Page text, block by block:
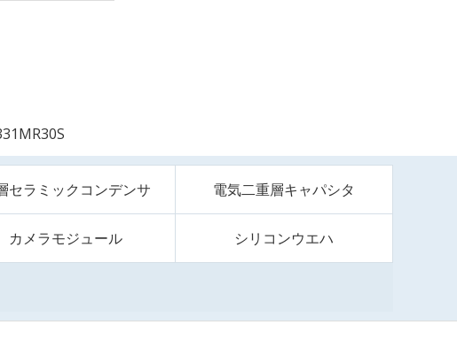
セラミックコンデンサ 電気二重層キャパシタ
カメラモジュール シリコンウエハ